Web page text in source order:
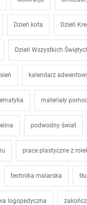
Dzień kota Dzień
Dzień Wszystkich
kalendarz
materiały
podwodny świat
prace plastyczne z
technika malarska
logopedyczna